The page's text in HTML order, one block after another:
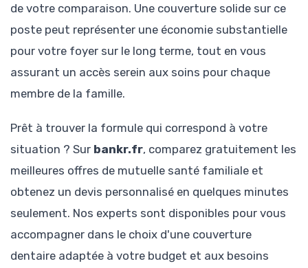
de votre comparaison. Une couverture solide sur ce
poste peut représenter une économie substantielle
pour votre foyer sur le long terme, tout en vous
assurant un accès serein aux soins pour chaque
membre de la famille.
Prêt à trouver la formule qui correspond à votre
situation ? Sur bankr.fr, comparez gratuitement les
meilleures offres de mutuelle santé familiale et
obtenez un devis personnalisé en quelques minutes
seulement. Nos experts sont disponibles pour vous
accompagner dans le choix d'une couverture
dentaire adaptée à votre budget et aux besoins